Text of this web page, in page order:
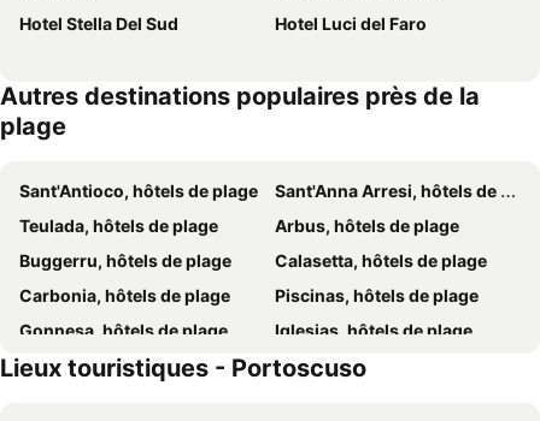
Hotel Stella Del Sud
Hotel Luci del Faro
Autres destinations populaires près de la
plage
Sant'Antioco, hôtels de plage
Sant'Anna Arresi, hôtels de plage
Teulada, hôtels de plage
Arbus, hôtels de plage
Buggerru, hôtels de plage
Calasetta, hôtels de plage
Carbonia, hôtels de plage
Piscinas, hôtels de plage
Gonnesa, hôtels de plage
Iglesias, hôtels de plage
Carloforte, hôtels de plage
Lieux touristiques - Portoscuso